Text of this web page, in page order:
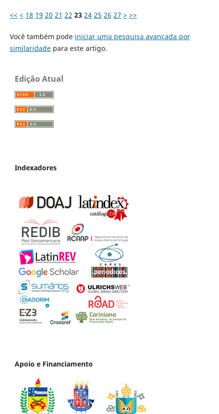
<< < 18 19 20 21 22 23 24 25 26 27 > >>
Você também pode iniciar uma pesquisa avançada por
similaridadepara este artigo.
Edição Atual
Indexadores
Apoio e Financiamento